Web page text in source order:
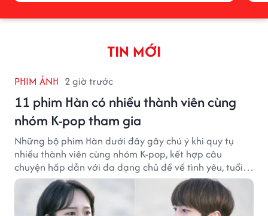
TIN MỚI
PHIM ẢNH 2 giờ trước
11 phim Hàn có nhiều thành viên cùng
nhóm K-pop tham gia
Những bộ phim Hàn dưới đây gây chú ý khi quy tụ
nhiều thành viên cùng nhóm K-pop, kết hợp câu
chuyện hấp dẫn với đa dạng chủ đề về tình yêu, tuổi
trẻ và ước mơ.